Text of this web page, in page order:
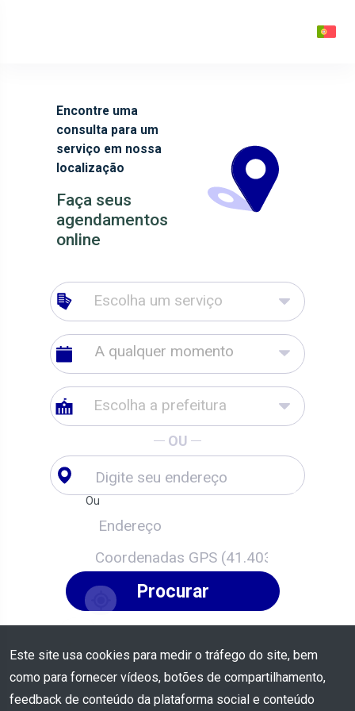
Encontre uma
consulta para um
serviço em nossa
localização
Faça seus
agendamentos
online
Escolha um serviço
Escolha a prefeitura
OU
Ou
Procurar
Este site usa cookies para medir o tráfego do site, bem
como para fornecer vídeos, botões de compartilhamento,
feedback de conteúdo da plataforma social e conteúdo